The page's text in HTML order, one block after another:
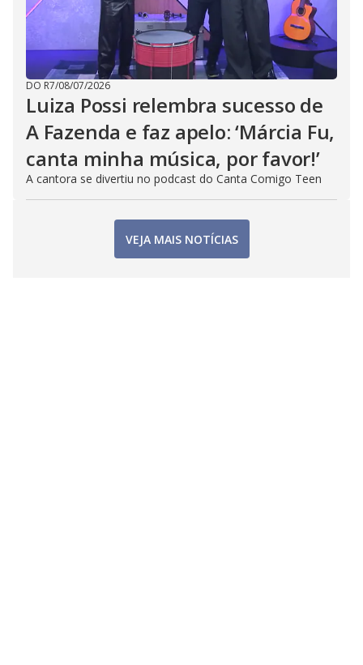
DO R7/08/07/2026
Luiza Possi relembra sucesso de
A Fazenda e faz apelo: ‘Márcia Fu,
canta minha música, por favor!’
A cantora se divertiu no podcast do Canta Comigo Teen
VEJA MAIS NOTÍCIAS